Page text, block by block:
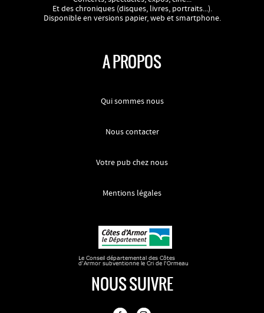
Et des chroniques (disques, livres, portraits...).
Disponible en versions papier, web et smartphone.
A PROPOS
Qui sommes nous
Nous contacter
Votre pub chez nous
Mentions légales
NOUS SUIVRE